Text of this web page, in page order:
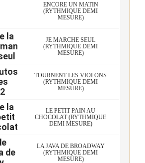
ENCORE UN MATIN
(RYTHMIQUE DEMI
MESURE)
JE MARCHE SEUL
(RYTHMIQUE DEMI
MESURE)
TOURNENT LES VIOLONS
(RYTHMIQUE DEMI
MESURE)
LE PETIT PAIN AU
CHOCOLAT (RYTHMIQUE
DEMI MESURE)
LA JAVA DE BROADWAY
(RYTHMIQUE DEMI
MESURE)